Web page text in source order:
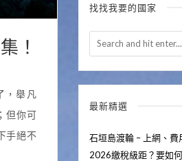
！
，舉凡
但你可
手絕不
找找我要的國家
最新精選
石垣島渡輪 – 上網、
2026繳稅級距？要如